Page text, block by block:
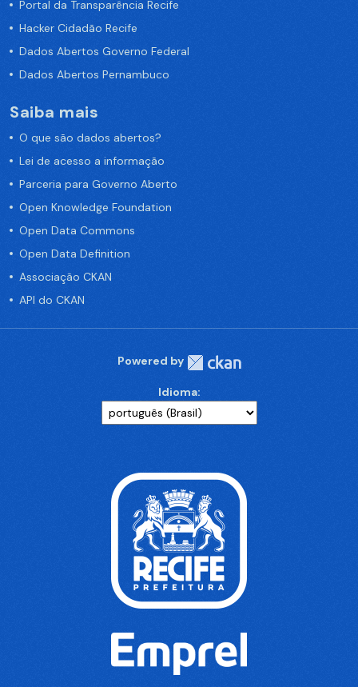
Portal da Transparência Recife
Hacker Cidadão Recife
Dados Abertos Governo Federal
Dados Abertos Pernambuco
Saiba mais
O que são dados abertos?
Lei de acesso a informação
Parceria para Governo Aberto
Open Knowledge Foundation
Open Data Commons
Open Data Definition
Associação CKAN
API do CKAN
Powered by
Idioma